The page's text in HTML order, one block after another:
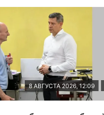
8 АВГУСТА 2026, 12:09